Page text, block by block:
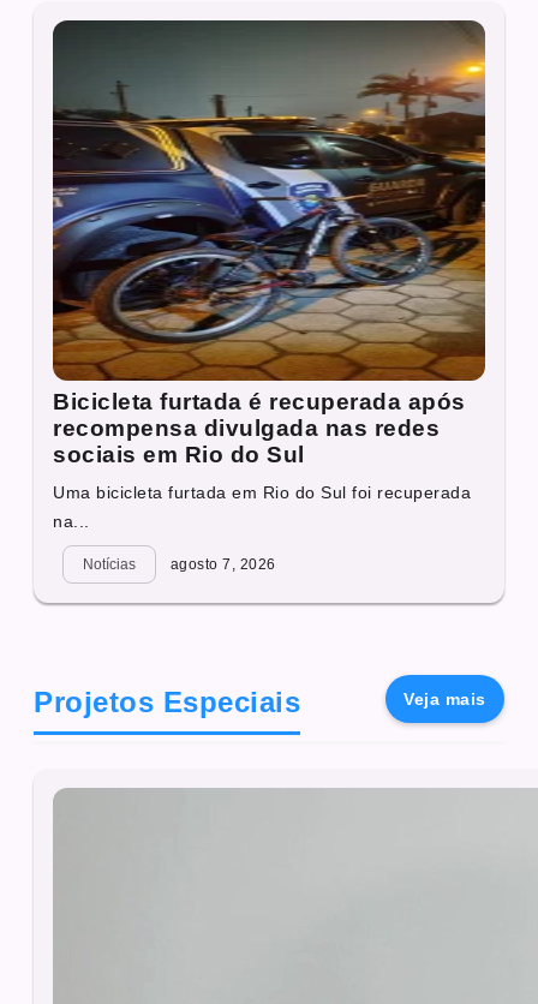
Bicicleta furtada é recuperada após
recompensa divulgada nas redes
sociais em Rio do Sul
Uma bicicleta furtada em Rio do Sul foi recuperada
na...
Notícias agosto 7, 2026
Projetos Especiais Veja mais